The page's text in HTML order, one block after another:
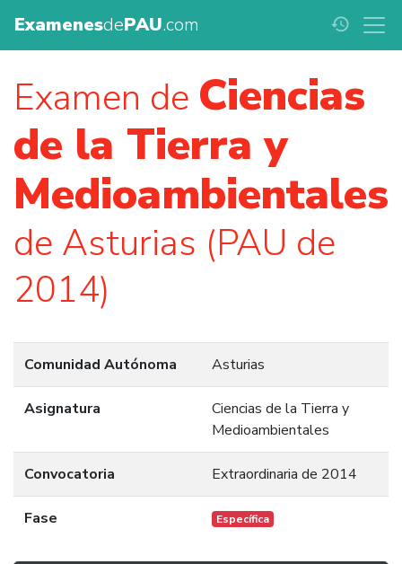
ExamenesdePAU.com history
Examen de Ciencias
de la Tierra y
Medioambientales
de Asturias (PAU de
2014)
Comunidad Autónoma Asturias
Asignatura
Ciencias de la Tierra y
Medioambientales
Convocatoria Extraordinaria de 2014
Fase Específica